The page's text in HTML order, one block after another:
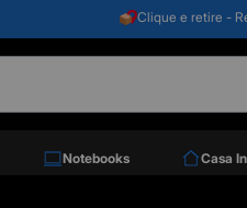
Clique e retire -
Notebooks Casa